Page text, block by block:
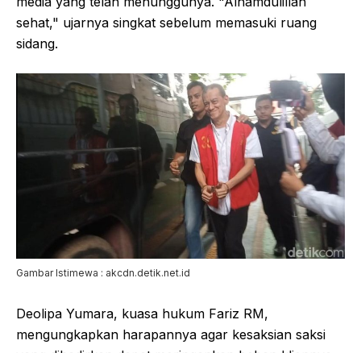
sehat," ujarnya singkat sebelum memasuki ruang
sidang.
Gambar Istimewa : akcdn.detik.net.id
Deolipa Yumara, kuasa hukum Fariz RM,
mengungkapkan harapannya agar kesaksian saksi